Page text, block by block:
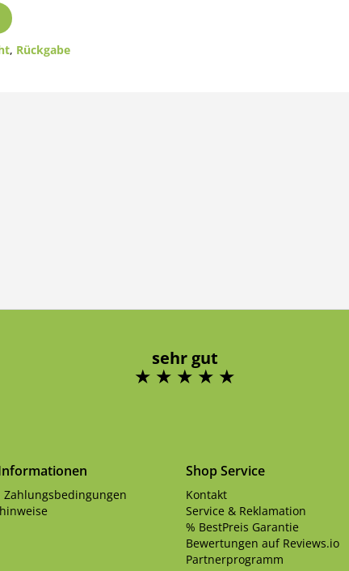
, Rückgabe
sehr gut
Zahlungsbedingungen
Shop Service
Kontakt
Service & Reklamation
% BestPreis Garantie
Bewertungen auf Reviews.io
Partnerprogramm